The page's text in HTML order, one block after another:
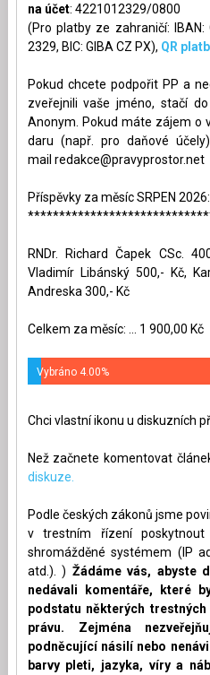
na účet: 4221012329/0800
(Pro platby ze zahraničí:
2329, BIC: GIBA CZ PX), QR
Pokud chcete podpořit PP a
zveřejnili vaše jméno, stačí
Anonym. Pokud máte zájem o
daru (např. pro daňové
mail redakce@pravyprostor.net
Příspěvky za měsíc SRPEN 2026:
RNDr. Richard Čapek CSc.
Vladimír Libánský 500,- Kč,
Andreska 300,- Kč
Celkem za měsíc: ... 1 900,00 Kč
Vybráno 4.00%
Chci vlastní ikonu u diskuzních
Než začnete komentovat
diskuze.
Podle českých zákonů jsme
v trestním řízení
shromážděné systémem (IP
atd.). ) Žádáme vás, abyste
nedávali komentáře, které
podstatu některých
právu. Zejména
podněcující násilí nebo
barvy pleti, jazyka, víry a